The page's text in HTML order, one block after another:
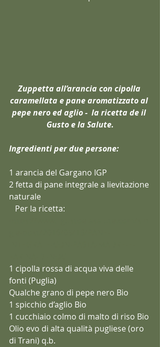
Zuppetta all’arancia con cipolla
caramellata e pane aromatizzato al
pepe nero ed aglio -  la ricetta de il
Gusto e la Salute.
Ingredienti per due persone:
1 arancia del Gargano IGP
2 fetta di pane integrale a lievitazione
naturale
   Per la ricetta:
1 cipolla rossa di acqua viva delle
fonti (Puglia)
Qualche grano di pepe nero Bio
1 spicchio d’aglio Bio
1 cucchiaio colmo di malto di riso Bio
Olio evo di alta qualità pugliese (oro
di Trani) q.b.